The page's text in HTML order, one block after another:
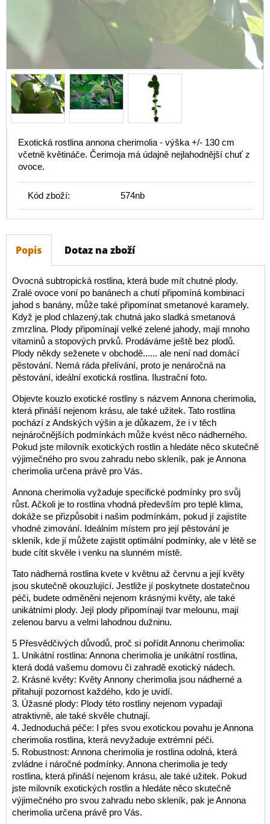
Exotická rostlina annona cherimolia - výška +/- 130 cm
včetně květináče. Čerimoja má údajně nejlahodnější chuť z
ovoce.
Kód zboží: 574nb
Popis Dotaz na zboží
Ovocná subtropická rostlina, která bude mít chutné plody.
Zralé ovoce voní po banánech a chutí připomíná kombinaci
jahod s banány, může také připomínat smetanové karamely.
Když je plod chlazený,tak chutná jako sladká smetanová
zmrzlina. Plody připomínají velké zelené jahody, mají mnoho
vitaminů a stopových prvků. Prodáváme ještě bez plodů.
Plody někdy seženete v obchodě...... ale není nad domácí
pěstování. Nemá ráda přelívání, proto je nenáročná na
pěstování, ideální exotická rostlina. Ilustrační foto.
Objevte kouzlo exotické rostliny s názvem Annona cherimolia,
která přináší nejenom krásu, ale také užitek. Tato rostlina
pochází z Andských výšin a je důkazem, že i v těch
nejnáročnějších podmínkách může kvést něco nádherného.
Pokud jste milovník exotických rostlin a hledáte něco skutečně
výjimečného pro svou zahradu nebo skleník, pak je Annona
cherimolia určena právě pro Vás.
Annona cherimolia vyžaduje specifické podmínky pro svůj
růst. Ačkoli je to rostlina vhodná především pro teplé klima,
dokáže se přizpůsobit i našim podmínkám, pokud jí zajistíte
vhodné zimování. Ideálním místem pro její pěstování je
skleník, kde jí můžete zajistit optimální podmínky, ale v létě se
bude cítit skvěle i venku na slunném místě.
Tato nádherná rostlina kvete v květnu až červnu a její květy
jsou skutečně okouzlující. Jestliže jí poskytnete dostatečnou
péči, budete odměněni nejenom krásnými květy, ale také
unikátními plody. Její plody připomínají tvar melounu, mají
zelenou barvu a velmi lahodnou dužninu.
5 Přesvědčivých důvodů, proč si pořídit Annonu cherimolia:
1. Unikátní rostlina: Annona cherimolia je unikátní rostlina,
která dodá vašemu domovu či zahradě exotický nádech.
2. Krásné květy: Květy Annony cherimolia jsou nádherné a
přitahují pozornost každého, kdo je uvidí.
3. Úžasné plody: Plody této rostliny nejenom vypadají
atraktivně, ale také skvěle chutnají.
4. Jednoduchá péče: I přes svou exotickou povahu je Annona
cherimolia rostlina, která nevyžaduje extrémní péči.
5. Robustnost: Annona cherimolia je rostlina odolná, která
zvládne i náročné podmínky. Annona cherimolia je tedy
rostlina, která přináší nejenom krásu, ale také užitek. Pokud
jste milovník exotických rostlin a hledáte něco skutečně
výjimečného pro svou zahradu nebo skleník, pak je Annona
cherimolia určena právě pro Vás.